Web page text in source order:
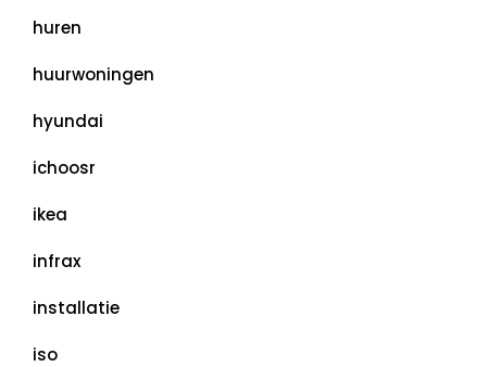
huren
huurwoningen
hyundai
ichoosr
ikea
infrax
installatie
iso